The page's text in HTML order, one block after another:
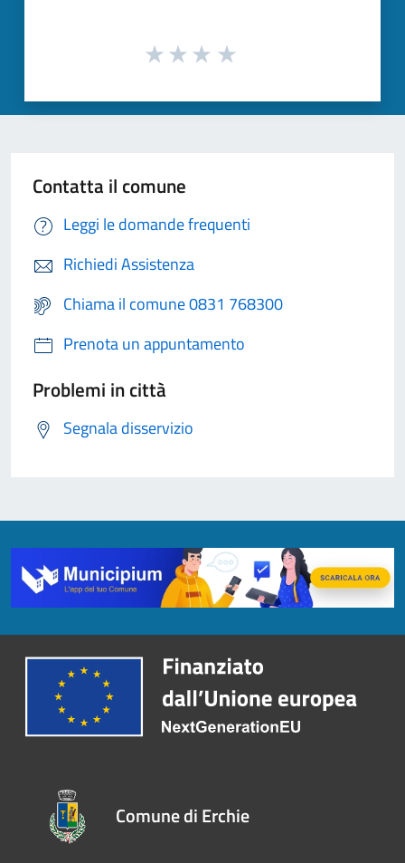
Contatta il comune
Leggi le domande frequenti
Richiedi Assistenza
Chiama il comune 0831 768300
Prenota un appuntamento
Problemi in città
Segnala disservizio
Comune di Erchie